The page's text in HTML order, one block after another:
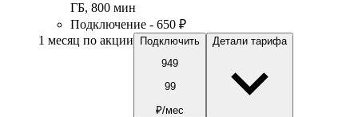
ГБ, 800 мин
Подключение - 650 ₽
1 месяц по акции
Подключить
949
99
₽/мес
Детали тарифа